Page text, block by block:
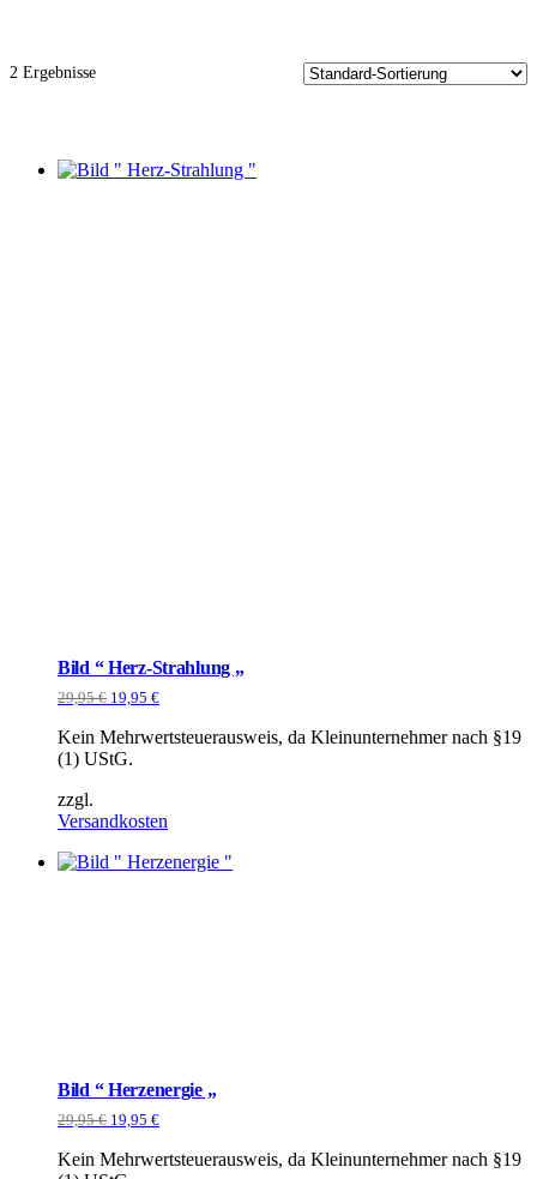
2 Ergebnisse
Bild “ Herz-Strahlung „
29,95€ Ursprünglicher
war:
29,95 €
19,95 €Aktueller
ist:
Kein Mehrwertsteuerausweis, da Kleinunternehmer nach §19
(1) UStG.
zzgl.
Versandkosten
Bild “ Herzenergie „
29,95€ Ursprünglicher
war:
19,95 €Aktueller
ist:
Kein Mehrwertsteuerausweis, da Kleinunternehmer nach §19